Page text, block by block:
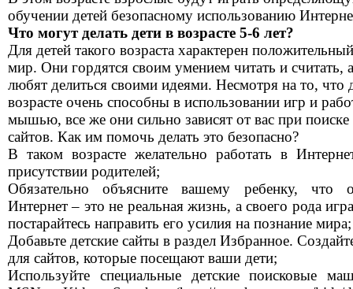
обучении детей безопасному использованию
Что могут делать дети в возрасте 5-6 лет?
Для детей такого возраста характерен
мир. Они гордятся своим умением читать и считать,
любят делиться своими идеями. Несмотря на то, что
возрасте очень способны в использовании игр и
мышью, все же они сильно зависят от вас при поиске
сайтов. Как им помочь делать это безопасно?
В таком возрасте желательно работать в
присутствии родителей;
Обязательно объясните вашему ребенку, что
Интернет – это не реальная жизнь, а своего рода
постарайтесь направить его усилия на познание мира;
Добавьте детские сайты в раздел Избранное.
для сайтов, которые посещают ваши дети;
Используйте специальные детские поисковые